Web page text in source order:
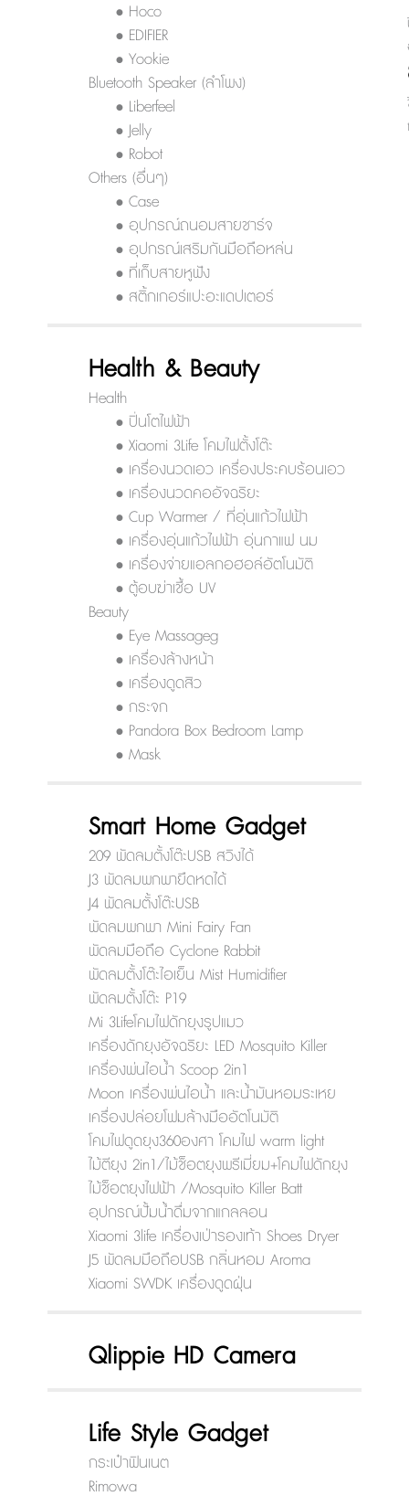
• Hoco
• EDIFIER
• Yookie
Bluetooth Speaker (ลำโพง)
• Liberfeel
• Jelly
• Robot
Others (อื่นๆ)
• Case
• อุปกรณ์ถนอมสายชาร์จ
• อุปกรณ์เสริมกันมือถือหล่น
• ที่เก็บสายหูฟัง
• สติ้กเกอร์แปะอะแดปเตอร์
Health & Beauty
Health
• ปิ่นโตไฟฟ้า
• Xiaomi 3Life โคมไฟตั้งโต๊ะ
• เครื่องนวดเอว เครื่องประคบร้อนเอว
• เครื่องนวดคออัจฉริยะ
• Cup Warmer / ที่อุ่นแก้วไฟฟ้า
• เครื่องอุ่นแก้วไฟฟ้า อุ่นกาแฟ นม
• เครื่องจ่ายแอลกอฮอล์อัตโนมัติ
• ตู้อบฆ่าเชื้อ UV
Beauty
• Eye Massageg
• เครื่องล้างหน้า
• เครื่องดูดสิว
• กระจก
• Pandora Box Bedroom Lamp
• Mask
Smart Home Gadget
209 พัดลมตั้งโต๊ะUSB สวิงได้
J3 พัดลมพกพายืดหดได้
J4 พัดลมตั้งโต๊ะUSB
พัดลมพกพา Mini Fairy Fan
พัดลมมือถือ Cyclone Rabbit
พัดลมตั้งโต๊ะไอเย็น Mist Humidifier
พัดลมตั้งโต๊ะ P19
Mi 3Lifeโคมไฟดักยุงรูปแมว
เครื่องดักยุงอัจฉริยะ LED Mosquito Killer
เครื่องพ่นไอน้ำ Scoop 2in1
Moon เครื่องพ่นไอน้ำ และน้ำมันหอมระเหย
เครื่องปล่อยโฟมล้างมืออัตโนมัติ
โคมไฟดูดยุง360องศา โคมไฟ warm light
ไม้ตียุง 2in1/ไม้ช็อตยุงพรีเมี่ยม+โคมไฟดักยุง
ไม้ช็อตยุงไฟฟ้า /Mosquito Killer Batt
อุปกรณ์ปั้มน้ำดื่มจากแกลลอน
Xiaomi 3life เครื่องเป่ารองเท้า Shoes Dryer
J5 พัดลมมือถือUSB กลิ่นหอม Aroma
Xiaomi SWDK เครื่องดูดฝุ่น
Qlippie HD Camera
Life Style Gadget
กระเป๋าฟินเนต
Rimowa